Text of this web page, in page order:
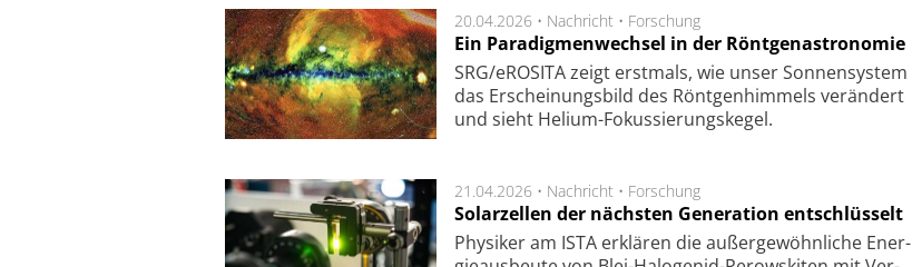
20.04.2026 • Nachricht • Forschung
Ein Paradigmenwechsel in der Röntgenastronomie
SRG/eROSITA zeigt erst­mals, wie unser Son­nen­sys­tem
das Er­schei­nungs­bild des Rönt­gen­him­mels ver­än­dert
und sieht Helium-Fokus­sie­rungs­ke­gel.
21.04.2026 • Nachricht • Forschung
Solarzellen der nächsten Generation entschlüsselt
Physiker am ISTA er­klä­ren die außer­ge­wöhn­li­che Ener­